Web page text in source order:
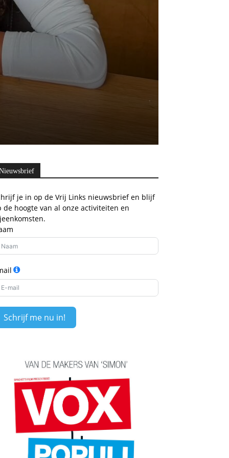
je in op de Vrij Links nieuwsbrief en blijf
de hoogte van al onze activiteiten en
Schrijf me nu in!